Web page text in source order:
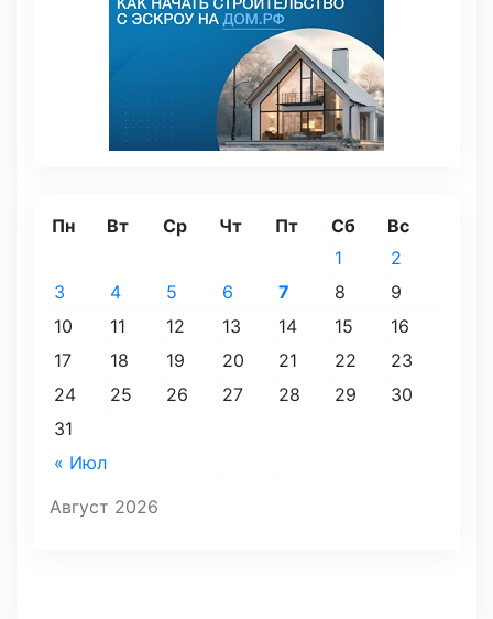
Август 2026
Пн Вт Ср Чт Пт Сб Вс
« Июл
1
2
3
4 5 6 7 8
9
10
11 12 13 14 15
16
17
18 19 20 21 22
23
24
25 26 27 28 29
30
31